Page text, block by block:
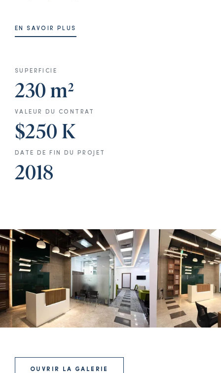
SUPERFICIE
230 m²
VALEUR DU CONTRAT
$250 K
DATE DE FIN DU PROJET
2018
EN SAVOIR PLUS
OUVRIR LA GALERIE